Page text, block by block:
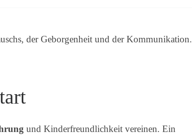
der Geborgenheit und der Kommunikation.
und Kinderfreundlichkeit vereinen. Ein